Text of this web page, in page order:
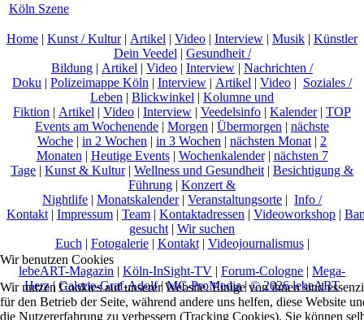
Köln Szene
Home | Kunst / Kultur| Artikel | Video | Interview | Musik | Künstler
Dein Veedel | Gesundheit /
Bildung | Artikel | Video | Interview | Nachrichten /
Doku | Polizeimappe Köln | Interview | Artikel | Video | Soziales /
Leben | Blickwinkel | Kolumne und
Fiktion | Artikel | Video | Interview | Veedelsinfo | Kalender| TOP
Events am Wochenende | Morgen | Übermorgen | nächste
Woche | in 2 Wochen | in 3 Wochen | nächsten Monat | 2
Monaten | Heutige Events| Wochenkalender| nächsten 7
Tage | Kunst & Kultur| Wellness und Gesundheit | Besichtigung &
Führung | Konzert &
Nightlife | Monatskalender| Veranstaltungsorte | Info /
Kontakt | Impressum | Team | Kontaktadressen | Videoworkshop |
gesucht | Wir suchen
Euch | Fotogalerie| Kontakt| Videojournalismus|
lebeART-Magazin | Köln-InSight-TV | Forum-Cologne | Mega-
Herz| Galerie-Graf-Adolf|MC-ProMedia|© 2026 lebeART
Wir benutzen Cookies
Wir nutzen Cookies auf unserer Website. Einige von ihnen sind
für den Betrieb der Seite, während andere uns helfen, diese Website
die Nutzererfahrung zu verbessern (Tracking Cookies). Sie können